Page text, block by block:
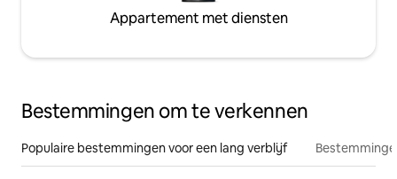
Appartement met diensten
Bestemmingen om te verkennen
Populaire bestemmingen voor een lang verblijf